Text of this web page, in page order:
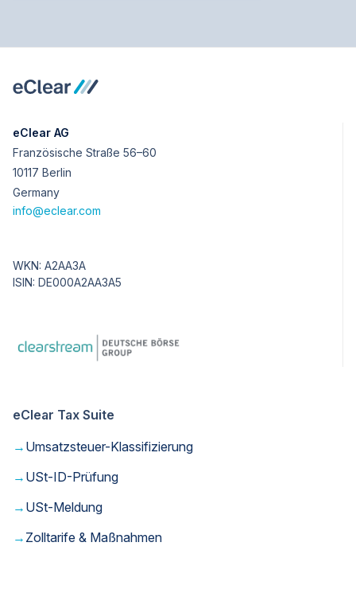
eClear AG
Französische Straße 56–60
10117 Berlin
Germany
info@eclear.com
WKN: A2AA3A
ISIN: DE000A2AA3A5
eClear Tax Suite
→ Umsatzsteuer-Klassifizierung
→ USt-ID-Prüfung
→ USt-Meldung
→ Zolltarife & Maßnahmen